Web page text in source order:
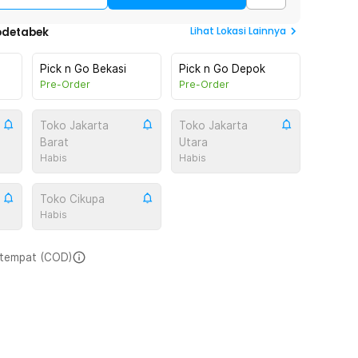
Lihat Lokasi Lainnya
Pick n Go Bekasi
Pre-Order
Pick n Go Depok
Pre-Order
Toko Jakarta
Barat
Habis
Toko Jakarta
Utara
Habis
Toko Cikupa
Habis
(COD)